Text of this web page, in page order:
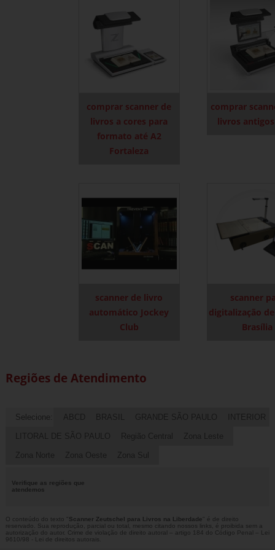
comprar scanner de
livros a cores para
formato até A2
Fortaleza
comprar
livros
scanner de livro
automático Jockey
Club
scanner
digitalização
Brasília
Regiões de Atendimento
Selecione: ABCD BRASIL GRANDE SÃO PAULO INTERIOR
LITORAL DE SÃO PAULO Região Central Zona Leste
Zona Norte Zona Oeste Zona Sul
Verifique as regiões que
atendemos
O conteúdo do texto " Scanner Zeutschel para Livros na Liberdade " é de direito
reservado. Sua reprodução, parcial ou total, mesmo citando nossos links, é proibida sem a
autorização do autor. Crime de violação de direito autoral – artigo 184 do Código Penal –
Lei
9610/98 - Lei de direitos autorais